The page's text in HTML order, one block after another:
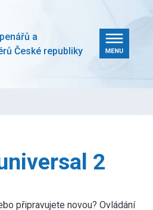
a
České republiky
2
připravujete novou? Ovládání